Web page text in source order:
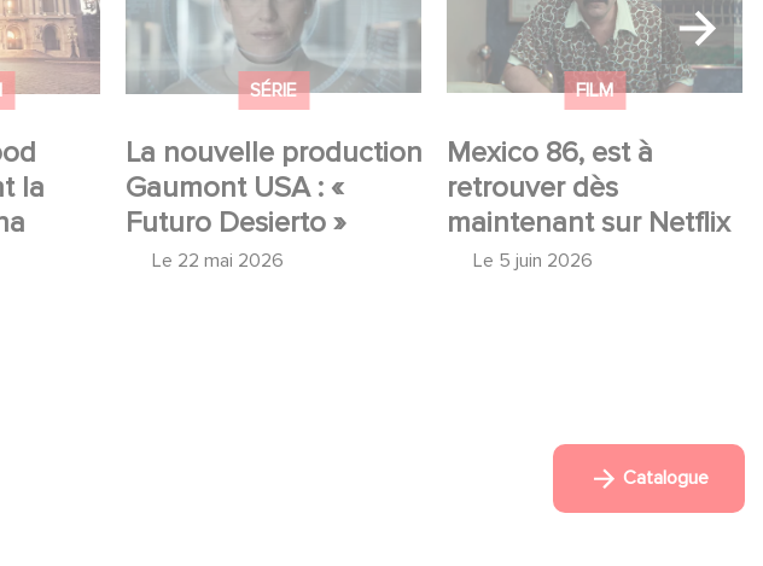
la
SÉRIE
La nouvelle production
Gaumont USA : «
Futuro Desierto »
Le 22 mai 2026
Desierto »
FILM
Mexico 86, est à
retrouver dès
maintenant sur Netflix
Le 5 juin 2026
Catalogue